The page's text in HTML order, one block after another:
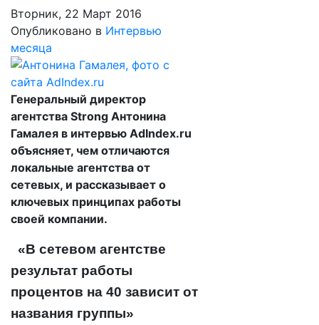
Вторник, 22 Март 2016
Опубликовано в Интервью
месяца
Генеральный директор
агентства Strong Антонина
Гамалея в интервью AdIndex.ru
объясняет, чем отличаются
локальные агентства от
сетевых, и рассказывает о
ключевых принципах работы
своей компании.
«В сетевом агентстве
результат работы
процентов на 40 зависит от
названия группы»